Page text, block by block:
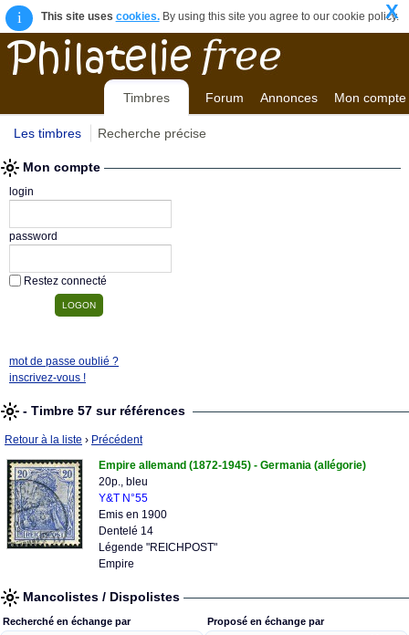
i This site uses cookies.By using this site you agree to our cookie policy.
X
Timbres Forum Annonces Mon compte
Les timbres Recherche précise
Mon compte
login
password
Restez connecté
mot de passe oublié ?
inscrivez-vous !
- Timbre 57 sur références
Retour à la liste › Précédent
Empire allemand (1872-1945) - Germania (allégorie)
20p., bleu
Y&T N°55
Emis en 1900
Dentelé 14
Légende "REICHPOST"
Empire
Mancolistes / Dispolistes
Recherché en échange par Proposé en échange par